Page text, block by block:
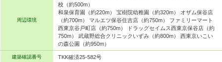
周辺環境
校（約500m）
和泉保育園（約220m） 宝樹院幼稚園（約320m） オザム保谷店
（約700m） マルエツ保谷住吉店（約750m） ファミリーマート
西東京谷戸町店（約750m） ドラッグセイムス西東京保谷店（約
750m） 武蔵野総合クリニックいずみ（約800m） 西東京いこい
の森公園（約950m）
建築確認番号 TKK確済25-582号